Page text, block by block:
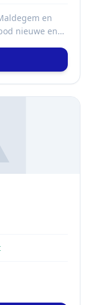
en
nieuwe en
adviseren u
harte welkom!